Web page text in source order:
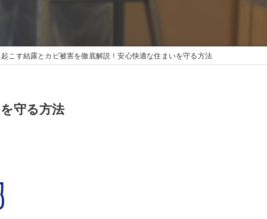
こす結露とカビ被害を徹底解説！安心快適な住まいを守る方法
守る方法